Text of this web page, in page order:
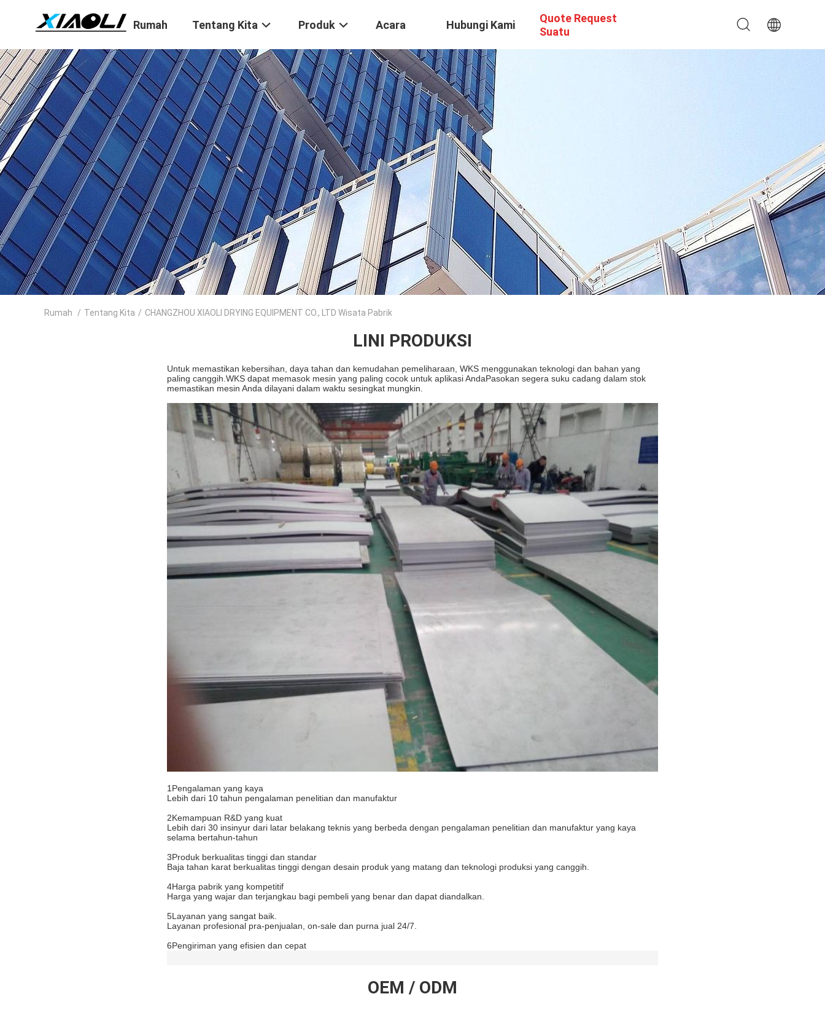
Rumah Tentang Kita Produk Acara Hubungi Kami
Quote Request
Suatu
Rumah / Tentang Kita / CHANGZHOU XIAOLI DRYING EQUIPMENT CO., LTD Wisata Pabrik
LINI PRODUKSI
Untuk memastikan kebersihan, daya tahan dan kemudahan pemeliharaan, WKS menggunakan teknologi dan bahan yang
paling canggih.WKS dapat memasok mesin yang paling cocok untuk aplikasi AndaPasokan segera suku cadang dalam stok
memastikan mesin Anda dilayani dalam waktu sesingkat mungkin.
1Pengalaman yang kaya
Lebih dari 10 tahun pengalaman penelitian dan manufaktur
2Kemampuan R&D yang kuat
Lebih dari 30 insinyur dari latar belakang teknis yang berbeda dengan pengalaman penelitian dan manufaktur yang kaya
selama bertahun-tahun
3Produk berkualitas tinggi dan standar
Baja tahan karat berkualitas tinggi dengan desain produk yang matang dan teknologi produksi yang canggih.
4Harga pabrik yang kompetitif
Harga yang wajar dan terjangkau bagi pembeli yang benar dan dapat diandalkan.
5Layanan yang sangat baik.
Layanan profesional pra-penjualan, on-sale dan purna jual 24/7.
6Pengiriman yang efisien dan cepat
OEM / ODM